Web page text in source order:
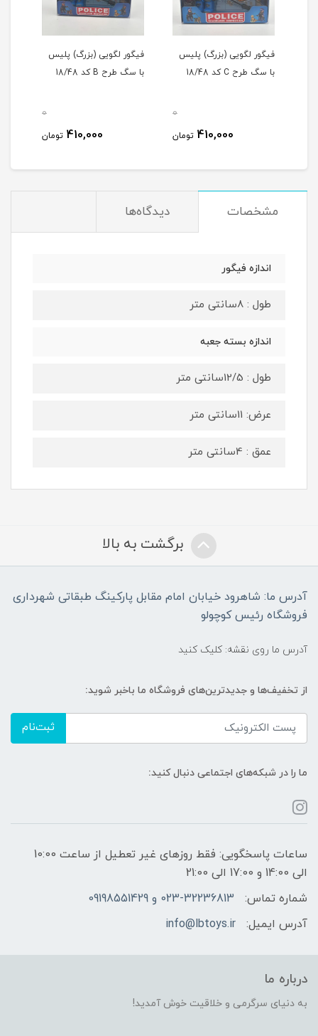
فیگور لگویی (بزرگ) پلیس
با سگ طرح C کد 18/48
0
410,000 تومان
فیگور لگویی (بزرگ) پلیس
با سگ طرح B کد 18/48
0
410,000 تومان
مشخصات دیدگاه‌ها
اندازه فیگور
طول : 8سانتی متر
اندازه بسته جعبه
طول : 12/5سانتی متر
عرض: 11سانتی متر
عمق : 4سانتی متر
برگشت به بالا
آدرس ما: شاهرود خیابان امام مقابل پارکینگ طبقاتی شهرداری
فروشگاه رئیس کوچولو
آدرس ما روی نقشه: کلیک کنید
از تخفیف‌ها و جدیدترین‌های فروشگاه ما باخبر شوید:
ثبت‌نام
ما را در شبکه‌های اجتماعی دنبال کنید:
ساعات پاسخگویی: فقط روزهای غیر تعطیل از ساعت 10:00
الی 14:00 و 17:00 الی 21:00
شماره تماس:
023-32236813 و 09198551429
آدرس ایمیل:
info@lbtoys.ir
درباره ما
به دنیای سرگرمی و خلاقیت خوش آمدید!